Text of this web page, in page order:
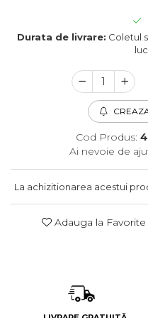
Durata de livrare: Coletul
Cod Produs:
Ai nevoie de
La achizitionarea acestui
Adauga la Favorite